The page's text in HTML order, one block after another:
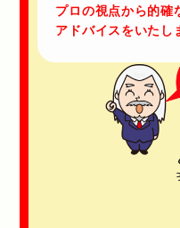
プロの視点から的確
アドバイスをいたし